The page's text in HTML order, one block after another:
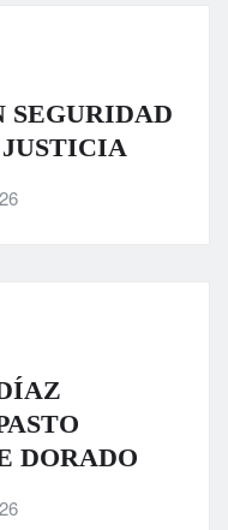
DORADO